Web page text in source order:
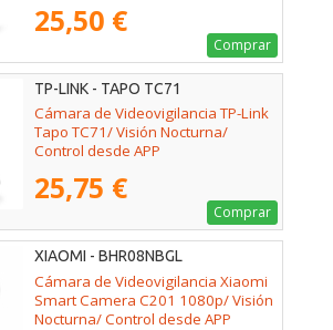
25,50 €
Comprar
TP-LINK - TAPO TC71
Cámara de Videovigilancia TP-Link
Tapo TC71/ Visión Nocturna/
Control desde APP
25,75 €
Comprar
XIAOMI - BHR08NBGL
Cámara de Videovigilancia Xiaomi
Smart Camera C201 1080p/ Visión
Nocturna/ Control desde APP